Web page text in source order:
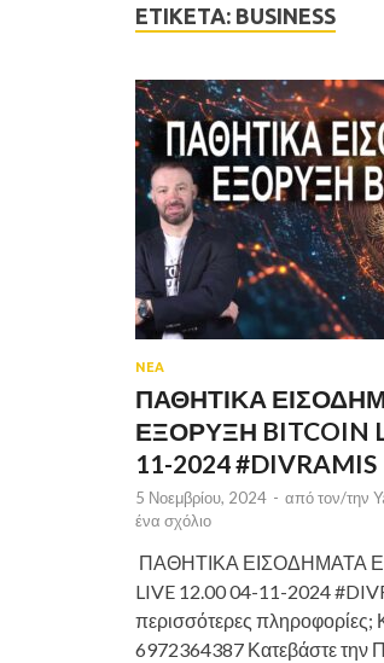
ΕΤΙΚΈΤΑ: BUSINESS
ΝΕΑ
ΠΑΘΗΤΙΚΑ
ΕΞΟΡΥΞΗ BITCOIN
11-2024 #DIVRAMIS
5 Νοεμβρίου, 2024 - από τον/την
ένα σχόλιο
ΠΑΘΗΤΙΚΑ ΕΙΣΟΔΗΜΑΤΑ
LIVE 12.00 04-11-2024
περισσότερες πληροφορίες;
6972364387 Κατεβάστε την